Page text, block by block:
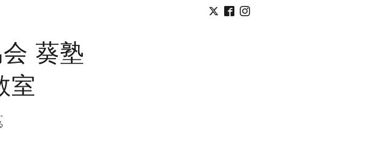
葵塾
室